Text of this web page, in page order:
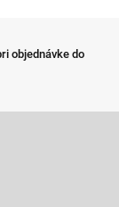
objednávke do